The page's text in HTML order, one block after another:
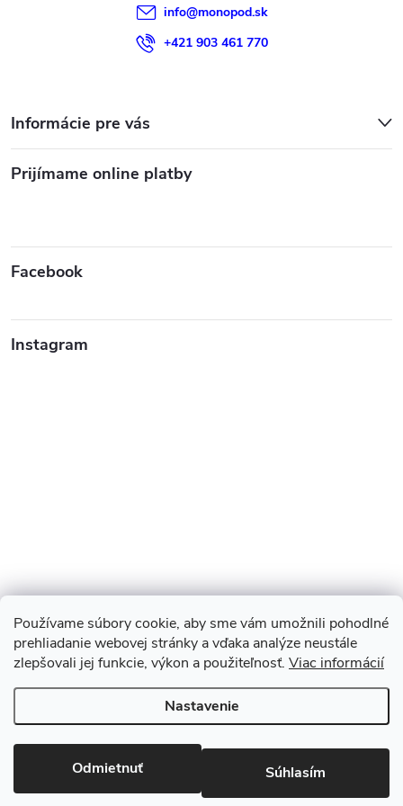
Používame súbory cookie, aby sme vám umožnili pohodlné
prehliadanie webovej stránky a vďaka analýze neustále
zlepšovali jej funkcie, výkon a použiteľnosť. Viac informácií
Nastavenie
Odmietnuť Súhlasím
info@monopod.sk
+421 903 461 770
Informácie pre vás
Prijímame online platby
Facebook
Instagram
Sledovať na Instagrame
Copyright 2026Monopod.sk. Všetky práva vyhradené.Upraviť
nastavenie cookies